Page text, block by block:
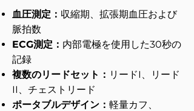
血圧測定： 収縮期、拡張期血圧および
脈拍数
ECG測定： 内部電極を使用した30秒の
記録
複数のリードセット： リードI、リード
II、チェストリード
ポータブルデザイン： 軽量カフ、